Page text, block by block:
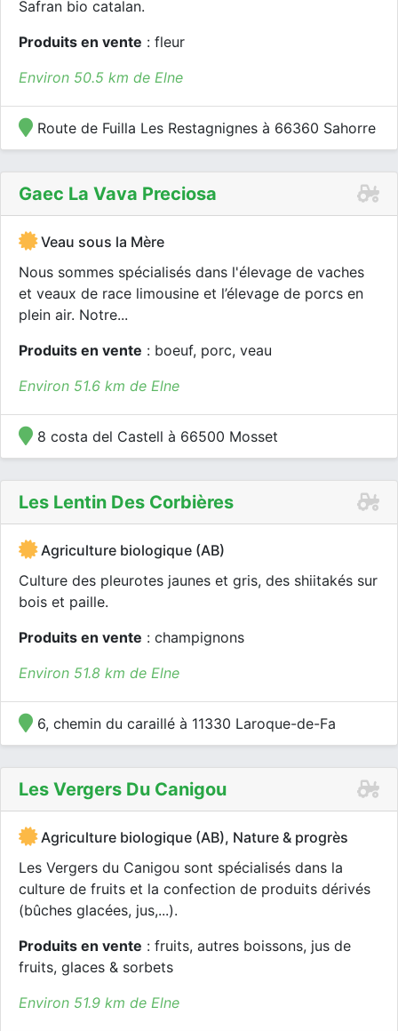
Safran bio catalan.
Produits en vente : fleur
Environ 50.5 km de Elne
Route de Fuilla Les Restagnignes à 66360 Sahorre
Gaec La Vava Preciosa
Veau sous la Mère
Nous sommes spécialisés dans l'élevage de vaches
et veaux de race limousine et l’élevage de porcs en
plein air. Notre...
Produits en vente : boeuf, porc, veau
Environ 51.6 km de Elne
8 costa del Castell à 66500 Mosset
Les Lentin Des Corbières
Agriculture biologique (AB)
Culture des pleurotes jaunes et gris, des shiitakés sur
bois et paille.
Produits en vente : champignons
Environ 51.8 km de Elne
6, chemin du caraillé à 11330 Laroque-de-Fa
Les Vergers Du Canigou
Agriculture biologique (AB), Nature & progrès
Les Vergers du Canigou sont spécialisés dans la
culture de fruits et la confection de produits dérivés
(bûches glacées, jus,...).
Produits en vente : fruits, autres boissons, jus de
fruits, glaces & sorbets
Environ 51.9 km de Elne